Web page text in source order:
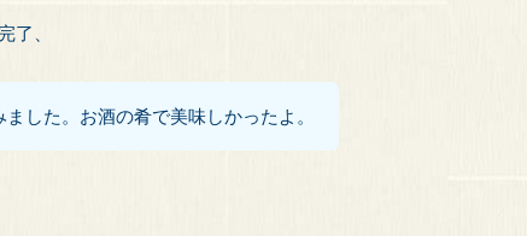
了、
した。お酒の肴で美味しかったよ。